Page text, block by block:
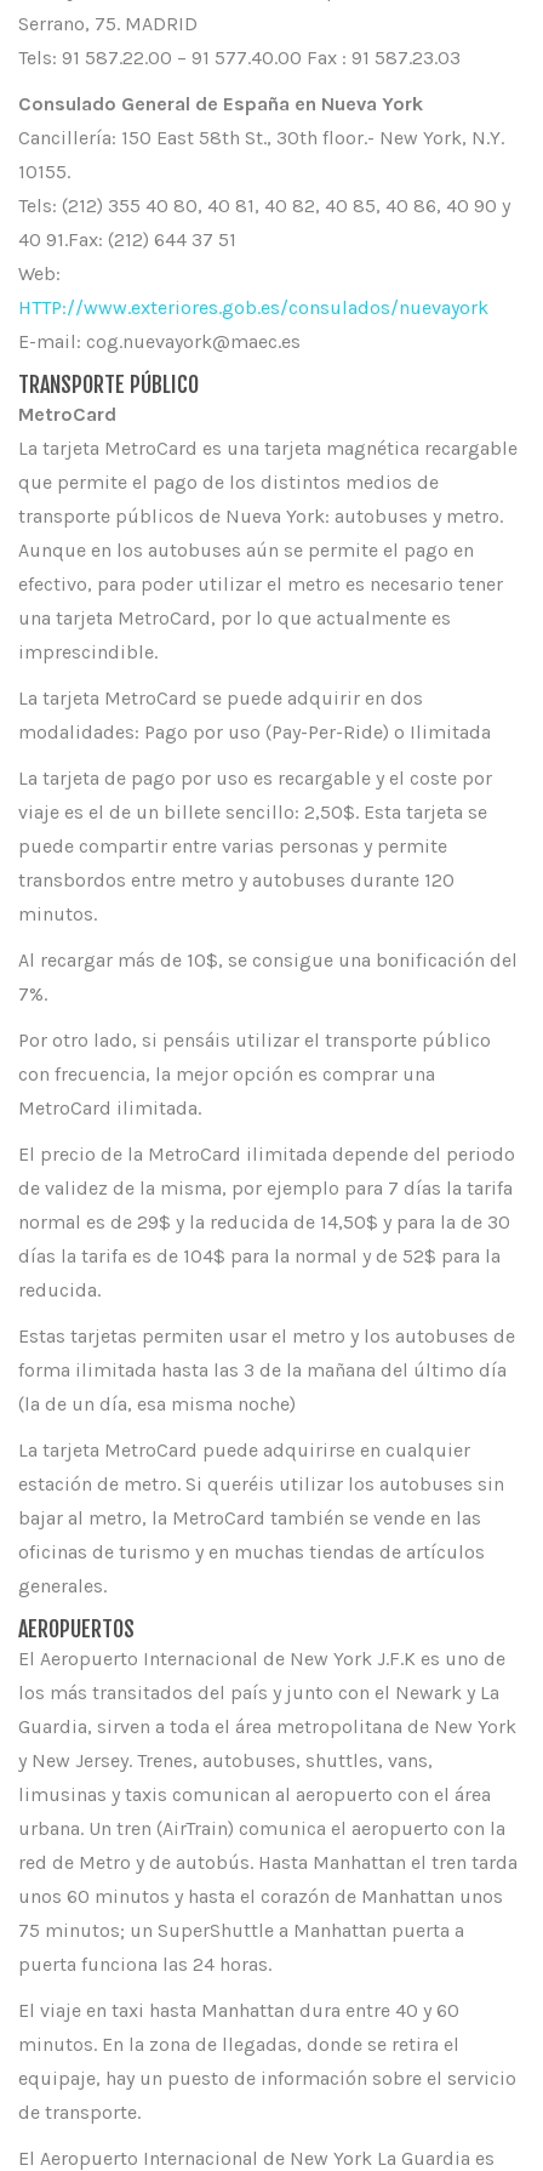
Serrano, 75. MADRID
Tels: 91 587.22.00 – 91 577.40.00 Fax : 91 587.23.03
Consulado General de España en Nueva York
Cancillería: 150 East 58th St., 30th floor.- New York, N.Y.
10155.
Tels: (212) 355 40 80, 40 81, 40 82, 40 85, 40 86, 40 90 y
40 91.Fax: (212) 644 37 51
Web:
HTTP://www.exteriores.gob.es/consulados/nuevayork
E-mail: cog.nuevayork@maec.es
TRANSPORTE PÚBLICO
MetroCard
La tarjeta MetroCard es una tarjeta magnética recargable
que permite el pago de los distintos medios de
transporte públicos de Nueva York: autobuses y metro.
Aunque en los autobuses aún se permite el pago en
efectivo, para poder utilizar el metro es necesario tener
una tarjeta MetroCard, por lo que actualmente es
imprescindible.
La tarjeta MetroCard se puede adquirir en dos
modalidades: Pago por uso (Pay-Per-Ride) o Ilimitada
La tarjeta de pago por uso es recargable y el coste por
viaje es el de un billete sencillo: 2,50$. Esta tarjeta se
puede compartir entre varias personas y permite
transbordos entre metro y autobuses durante 120
minutos.
Al recargar más de 10$, se consigue una bonificación del
7%.
Por otro lado, si pensáis utilizar el transporte público
con frecuencia, la mejor opción es comprar una
MetroCard ilimitada.
El precio de la MetroCard ilimitada depende del periodo
de validez de la misma, por ejemplo para 7 días la tarifa
normal es de 29$ y la reducida de 14,50$ y para la de 30
días la tarifa es de 104$ para la normal y de 52$ para la
reducida.
Estas tarjetas permiten usar el metro y los autobuses de
forma ilimitada hasta las 3 de la mañana del último día
(la de un día, esa misma noche)
La tarjeta MetroCard puede adquirirse en cualquier
estación de metro. Si queréis utilizar los autobuses sin
bajar al metro, la MetroCard también se vende en las
oficinas de turismo y en muchas tiendas de artículos
generales.
AEROPUERTOS
El Aeropuerto Internacional de New York J.F.K es uno de
los más transitados del país y junto con el Newark y La
Guardia, sirven a toda el área metropolitana de New York
y New Jersey. Trenes, autobuses, shuttles, vans,
limusinas y taxis comunican al aeropuerto con el área
urbana. Un tren (AirTrain) comunica el aeropuerto con la
red de Metro y de autobús. Hasta Manhattan el tren tarda
unos 60 minutos y hasta el corazón de Manhattan unos
75 minutos; un SuperShuttle a Manhattan puerta a
puerta funciona las 24 horas.
El viaje en taxi hasta Manhattan dura entre 40 y 60
minutos. En la zona de llegadas, donde se retira el
equipaje, hay un puesto de información sobre el servicio
de transporte.
El Aeropuerto Internacional de New York La Guardia es